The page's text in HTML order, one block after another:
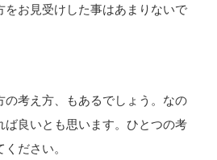
をお見受けした事はあまりないで
の考え方、もあるでしょう。なの
ば良いとも思います。ひとつの考
ださい。